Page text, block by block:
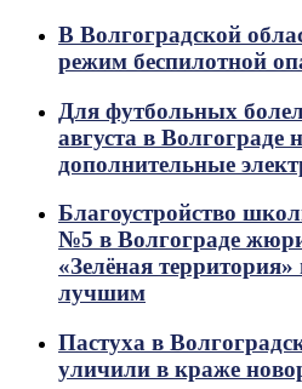
В Волгоградской
режим беспилотной
Для футбольных
августа в Волгограде
дополнительные
Благоустройство
№5 в Волгограде
«Зелёная
лучшим
Пастуха в
уличили в краже